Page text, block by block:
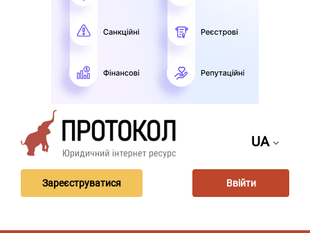
UA
Зареєструватися Ввійти